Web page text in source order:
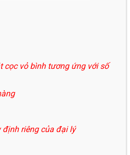
cọc vỏ bình tương ứng với số
định riêng của đại lý